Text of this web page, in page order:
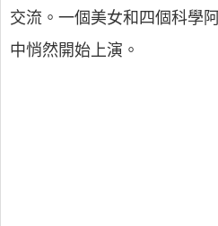
交流。一個美女和四個科學
中悄然開始上演。